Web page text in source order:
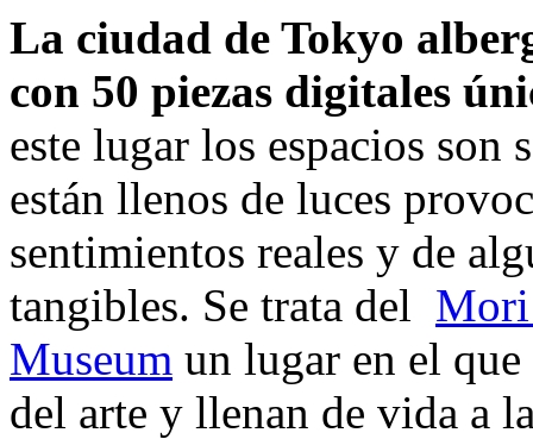
La ciudad de Tokyo
con 50 piezas digitales
este lugar los espacios son
están llenos de luces
sentimientos reales y de
tangibles. Se trata del
Museum un lugar en el
del arte y llenan de vida a